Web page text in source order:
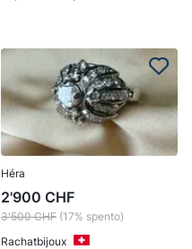
Héra
2'900 CHF
3'500 CHF (17% spento)
Rachatbijoux